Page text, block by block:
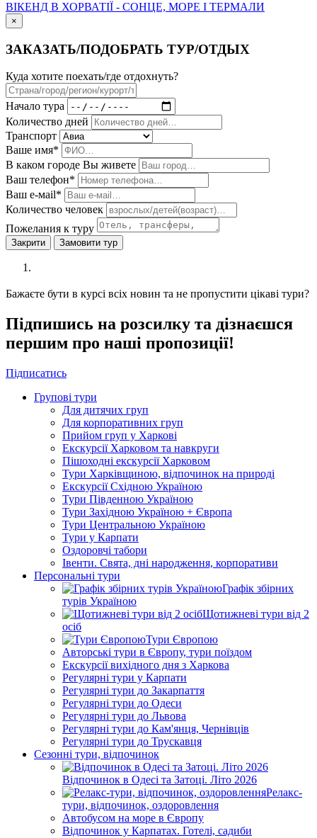
ВІКЕНД В ХОРВАТІЇ - СОНЦЕ, МОРЕ І ТЕРМАЛИ
×
ЗАКАЗАТЬ/ПОДОБРАТЬ ТУР/ОТДЫХ
Куда хотите поехать/где отдохнуть?
Начало тура
Количество дней
Транспорт
Ваше имя*
В каком городе Вы живете
Ваш телефон*
Ваш е-мail*
Количество человек
Пожелания к туру
Закрити Замовити тур
Бажаєте бути в курсі всіх новин та не пропустити цікаві тури?
Підпишись на розсилку та дізнаєшся
першим про наші пропозиції!
Підписатись
Групові тури
Для дитячих груп
Для корпоративних груп
Прийом груп у Харкові
Екскурсії Харковом та навкруги
Пішоходні екскурсії Харковом
Тури Харківщиною, відпочинок на природі
Екскурсії Східною Україною
Тури Південною Україною
Тури Західною Україною + Європа
Тури Центральною Україною
Тури у Карпати
Оздоровчі табори
Івенти. Свята, дні народження, корпоративи
Персональні тури
Графік збірних
турів Україною
Щотижневі тури від 2
осіб
Тури Європою
Авторські тури в Європу, тури поїздом
Екскурсії вихідного дня з Харкова
Регулярні тури у Карпати
Регулярні тури до Закарпаття
Регулярні тури до Одеси
Регулярні тури до Львова
Регулярні тури до Кам'янця, Чернівців
Регулярні тури до Трускавця
Сезонні тури, відпочинок
Відпочинок в Одесі та Затоці. Літо 2026
Релакс-
тури, відпочинок, оздоровлення
Автобусом на море в Європу
Відпочинок у Карпатах. Готелі, садиби